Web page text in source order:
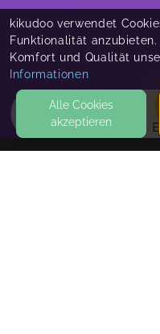
kikudoo verwendet
Funktionalität
Komfort und Qualität
Informationen
Alle Cookies
akzeptieren